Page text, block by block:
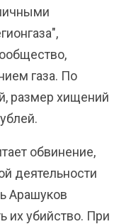
газа. По
размер хищений
обвинение,
деятельности
Арашуков
их убийство. При